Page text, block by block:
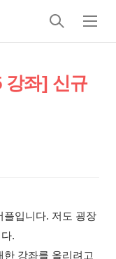
검
메
좌] 신규
플입니다. 저도 굉장
.
강좌를 올리려고